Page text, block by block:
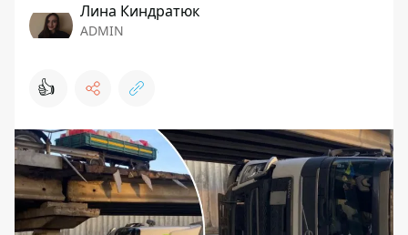
Лина Киндратюк
ADMIN
👍